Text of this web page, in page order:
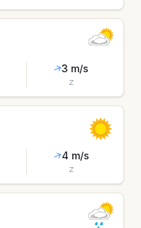
3 m/s
Z
4 m/s
Z